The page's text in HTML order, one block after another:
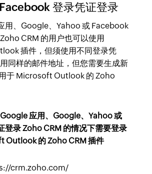
登录凭证登录
用、Google、Yahoo 或 Facebook
CRM 的用户也可以使用
插件，但须使用不同登录凭
同样的邮件地址，但您需要生成新
于 Microsoft Outlook 的 Zoho
应用、Google、Yahoo 或
登录 Zoho CRM 的情况下需要登录
Outlook 的 Zoho CRM 插件
crm.zoho.com/